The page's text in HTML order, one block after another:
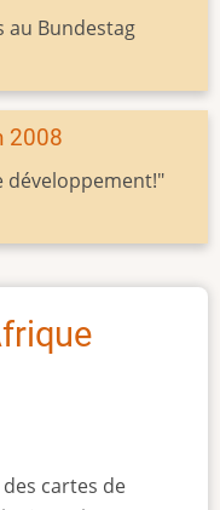
au Bundestag
2008
développement!"
cartes de